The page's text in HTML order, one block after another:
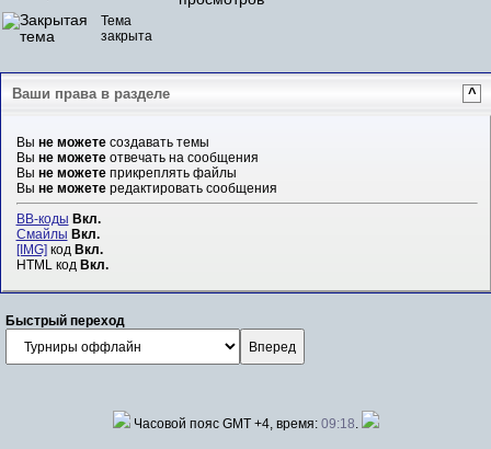
Тема
закрыта
Ваши права в разделе ^
Вы не можетесоздавать темы
Вы не можетеотвечать на сообщения
Вы не можетеприкреплять файлы
Вы не можетередактировать сообщения
BB-коды Вкл.
Смайлы Вкл.
[IMG]код Вкл.
HTML код Вкл.
Быстрый переход
Часовой пояс GMT +4, время: 09:18.